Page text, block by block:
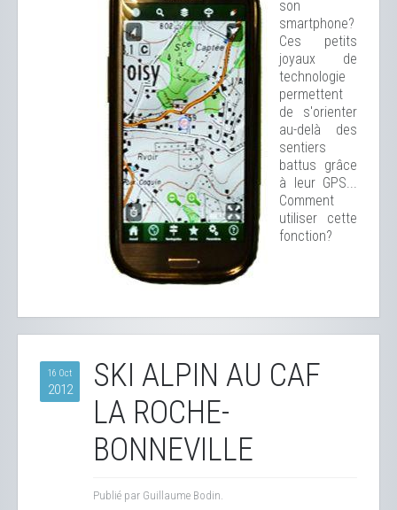
son
smartphone?
Ces petits
joyaux de
technologie
permettent
de s'orienter
au-delà des
sentiers
battus grâce
à leur GPS...
Comment
utiliser cette
fonction?
16 Oct
2012
SKI ALPIN AU CAF
LA ROCHE-
BONNEVILLE
Publié par Guillaume Bodin.